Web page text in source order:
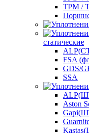
TPM /
статические
FSA
GDS/
SSA
Aston